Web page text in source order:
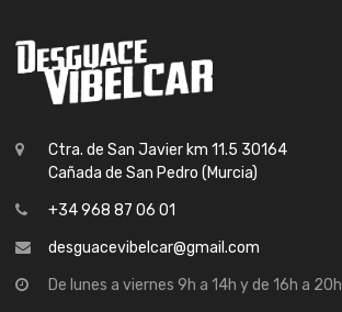
Ctra. de San Javier km 11.5 30164
Cañada de San Pedro (Murcia)
+34 968 87 06 01
desguacevibelcar@gmail.com
De lunes a viernes 9h a 14h y de 16h a 20h